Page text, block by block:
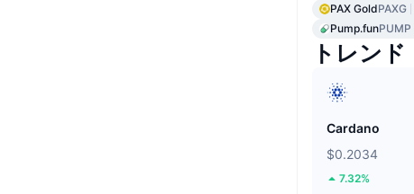
PAX GoldPAXG
Pump.funPUMP
トレンド
Cardano
$0.2034
7.32%